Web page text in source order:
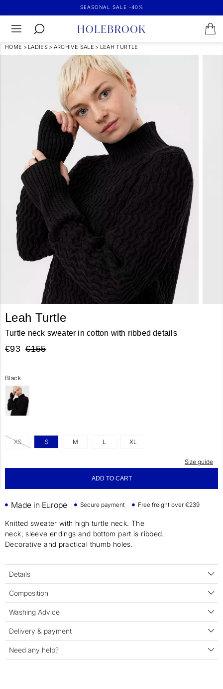
SEASONAL SALE -40%
HOME > LADIES > ARCHIVE SALE > LEAH TURTLE
Leah Turtle
Turtle neck sweater in cotton with ribbed details
€93 €155
Black
XS S M L XL
Size guide
ADD TO CART
Made in Europe Secure payment Free freight over €239
Knitted sweater with high turtle neck. The
neck, sleeve endings and bottom part is ribbed.
Decorative and practical thumb holes.
Details
Composition
Washing Advice
Delivery & payment
Need any help?